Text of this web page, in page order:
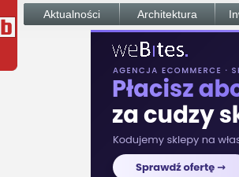
Aktualności Architektura